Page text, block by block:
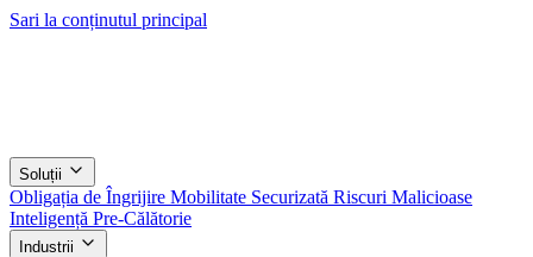
Sari la conținutul principal
Soluții
Obligația de Îngrijire Mobilitate Securizată Riscuri Malicioase
Inteligență Pre-Călătorie
Industrii